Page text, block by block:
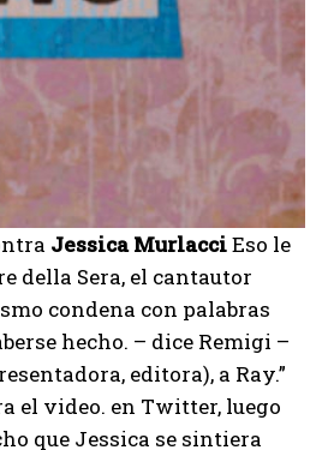
Jessica MurlacciEso le
della Sera, el cantautor
condena con palabras
hecho. – dice Remigi –
editora), a Ray.”
el video. en Twitter, luego
que Jessica se sintiera